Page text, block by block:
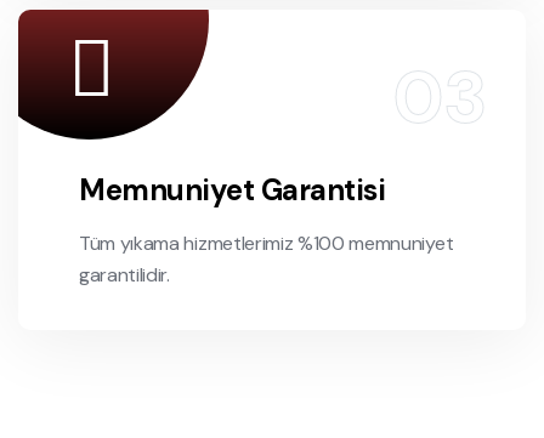
Memnuniyet Garantisi
Tüm yıkama hizmetlerimiz %100 memnuniyet
garantilidir.